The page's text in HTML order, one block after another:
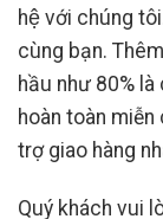
hệ với chúng
cùng bạn.
hầu như 80%
hoàn toàn
trợ giao hàng
Quý khách vui